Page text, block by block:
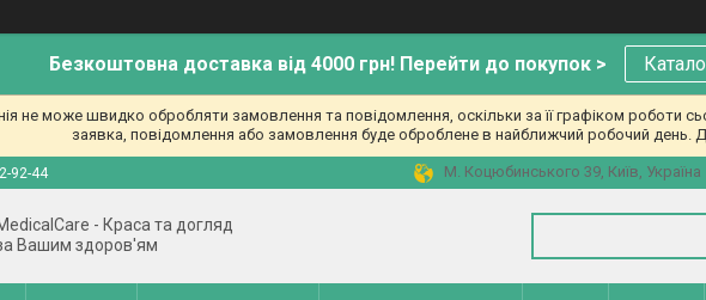
Безкоштовна доставка від 4000 грн! Перейти до покупок >
не може швидко обробляти замовлення та повідомлення, оскільки за її графіком роботи
заявка, повідомлення або замовлення буде оброблене в найближчий робочий день.
92-44 М. Коцюбинського 39, Київ, Україна
- Краса та догляд
Вашим здоров'ям